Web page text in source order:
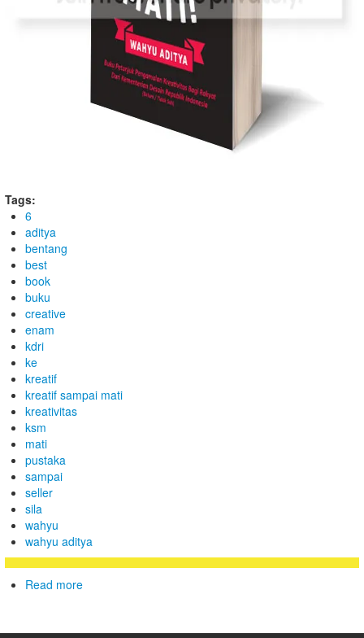
Tags:
6
aditya
bentang
best
book
buku
creative
enam
kdri
ke
kreatif
kreatif sampai mati
kreativitas
ksm
mati
pustaka
sampai
seller
sila
wahyu
wahyu aditya
Read more